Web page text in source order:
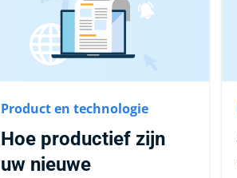
Product en technologie
Hoe productief zijn
uw nieuwe